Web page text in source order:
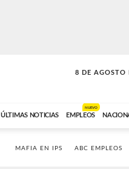
8 DE AGOSTO
SOLO
ÚLTIMAS NOTICIAS EMPLEOS
NUEVO
MAFIA EN IPS ABC EMPLEOS